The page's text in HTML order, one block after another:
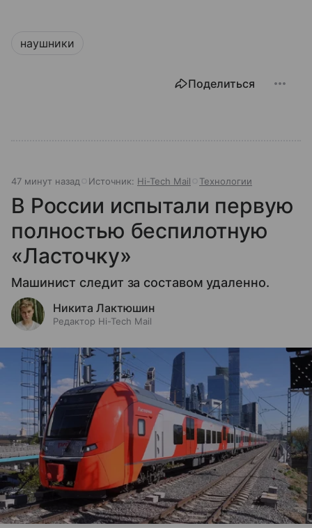
наушники
Поделиться
47 минут назад Источник: Hi-Tech Mail Технологии
В России испытали первую
полностью беспилотную
«Ласточку»
Машинист следит за составом удаленно.
Никита Лактюшин
Редактор Hi-Tech Mail